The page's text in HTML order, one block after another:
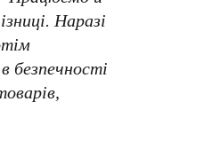
Наразі
безпечності